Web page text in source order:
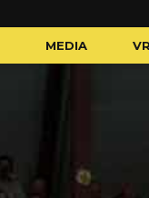
MEDIA